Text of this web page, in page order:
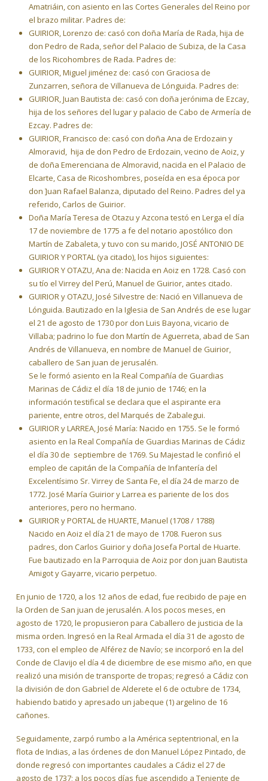
Amatriáin, con asiento en las Cortes Generales del Reino por
el brazo militar. Padres de:
GUIRIOR, Lorenzo de: casó con doña María de Rada, hija de
don Pedro de Rada, señor del Palacio de Subiza, de la Casa
de los Ricohombres de Rada. Padres de:
GUIRIOR, Miguel jiménez de: casó con Graciosa de
Zunzarren, señora de Villanueva de Lónguida. Padres de:
GUIRIOR, Juan Bautista de: casó con doña jerónima de Ezcay,
hija de los señores del lugar y palacio de Cabo de Armería de
Ezcay. Padres de:
GUIRIOR, Francisco de: casó con doña Ana de Erdozain y
Almoravid, hija de don Pedro de Erdozain, vecino de Aoiz, y
de doña Emerenciana de Almoravid, nacida en el Palacio de
Elcarte, Casa de Ricoshombres, poseída en esa época por
don ]uan Rafael Balanza, diputado del Reino. Padres del ya
referido, Carlos de Guirior.
Doña María Teresa de Otazu y Azcona testó en Lerga el día
17 de noviembre de 1775 a fe del notario apostólico don
Martín de Zabaleta, y tuvo con su marido, JOSÉ ANTONIO DE
GUIRIOR Y PORTAL (ya citado), los hijos siguientes:
GUIRIOR Y OTAZU, Ana de: Nacida en Aoiz en 1728. Casó con
su tío el Virrey del Perú, Manuel de Guirior, antes citado.
GUIRIOR y OTAZU, José Silvestre de: Nació en Villanueva de
Lónguida. Bautizado en la Iglesia de San Andrés de ese lugar
el 21 de agosto de 1730 por don Luis Bayona, vicario de
Villaba; padrino lo fue don Martín de Aguerreta, abad de San
Andrés de Villanueva, en nombre de Manuel de Guirior,
caballero de San juan de jerusalén.
Se le formó asiento en la Real Compañía de Guardias
Marinas de Cádiz el día 18 de junio de 1746; en la
información testifical se declara que el aspirante era
pariente, entre otros, del Marqués de Zabalegui.
GUIRIOR y LARREA, José María: Nacido en 1755. Se le formó
asiento en la Real Compañía de Guardias Marinas de Cádiz
el día 30 de septiembre de 1769. Su Majestad le confirió el
empleo de capitán de la Compañía de Infantería del
Excelentísimo Sr. Virrey de Santa Fe, el día 24 de marzo de
1772. José María Guirior y Larrea es pariente de los dos
anteriores, pero no hermano.
GUIRIOR y PORTAL de HUARTE, Manuel (1708 / 1788)
Nacido en Aoiz el día 21 de mayo de 1708. Fueron sus
padres, don Carlos Guirior y doña Josefa Portal de Huarte.
Fue bautizado en la Parroquia de Aoiz por don juan Bautista
Amigot y Gayarre, vicario perpetuo.
En junio de 1720, a los 12 años de edad, fue recibido de paje en
la Orden de San juan de jerusalén. A los pocos meses, en
agosto de 1720, le propusieron para Caballero de justicia de la
misma orden. Ingresó en la Real Armada el día 31 de agosto de
1733, con el empleo de Alférez de Navío; se incorporó en la del
Conde de Clavijo el día 4 de diciembre de ese mismo año, en que
realizó una misión de transporte de tropas; regresó a Cádiz con
la división de don Gabriel de Alderete el 6 de octubre de 1734,
habiendo batido y apresado un jabeque (1) argelino de 16
cañones.
Seguidamente, zarpó rumbo a la América septentrional, en la
flota de Indias, a las órdenes de don Manuel López Pintado, de
donde regresó con importantes caudales a Cádiz el 27 de
agosto de 1737; a los pocos días fue ascendido a Teniente de